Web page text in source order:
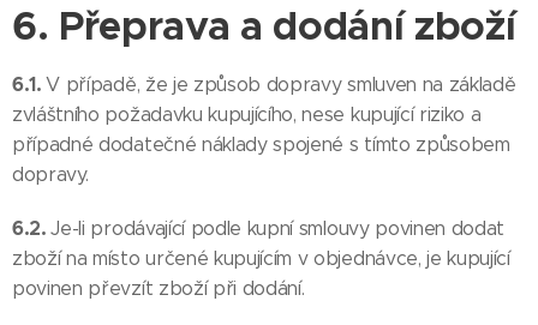
6. Přeprava a dodání zboží
6.1.V případě, že je způsob dopravy smluven na základě
zvláštního požadavku kupujícího, nese kupující riziko a
případné dodatečné náklady spojené s tímto způsobem
dopravy.
6.2.Je-li prodávající podle kupní smlouvy povinen dodat
zboží na místo určené kupujícím v objednávce, je kupující
povinen převzít zboží při dodání.